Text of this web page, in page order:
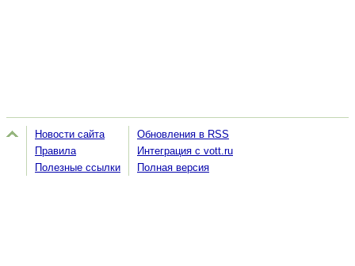
Новости сайта
Правила
Полезные ссылки
Обновления в RSS
Интеграция с vott.ru
Полная версия